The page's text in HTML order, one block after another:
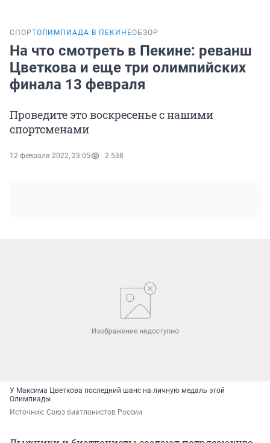
СПОРТОЛИМПИАДА В ПЕКИНЕОБЗОР
На что смотреть в Пекине: реванш
Цветкова и еще три олимпийских
финала 13 февраля
Проведите это воскресенье с нашими
спортсменами
12 февраля 2022, 23:05 2 538
У Максима Цветкова последний шанс на личную медаль этой
Олимпиады
Источник: Союз биатлонистов России